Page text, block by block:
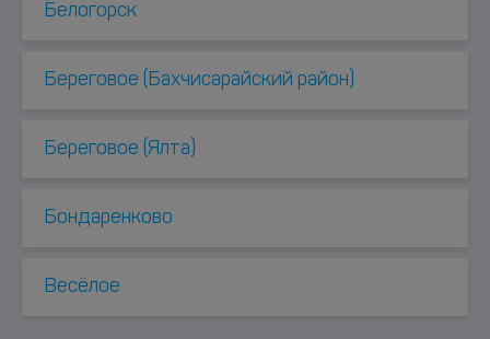
Белогорск
Береговое (Бахчисарайский район)
Береговое (Ялта)
Бондаренково
Весёлое